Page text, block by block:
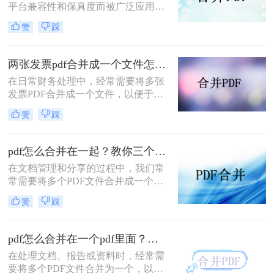
平台兼容性和保真度而被广泛应用于
文档管理和分享。然而，当需要整合
多个PDF文件时，找到一种简单且有
何合并pdf文件到一个pdf呢？本文将
介绍三种不同的方法来帮助您轻松地
将多个PDF文件合并成一个PDF文
件。
赞 踩
两张发票pdf合并成一个文件怎么弄？掌握这3种方法轻松合并！
在日常财务处理中，经常需要将多张
发票PDF合并成一个文件，以便于归
档、分享或打印。那么两张发票pdf合
并成一个文件怎么弄呢？本文将介绍
的方法。
赞 踩
pdf怎么合并在一起？教你三个好用办法！
在文档管理和分享的过程中，我们常
常需要将多个PDF文件合并成一个单
一的文件，以简化发送、存储或打印
的过程。无论是为了创建综合报告、
握pdf怎么合并在一起是一项非常实用
的技能。本文将介绍三种不同的PDF
合并方法。
赞 踩
pdf怎么合并在一个pdf里面？这二种合并方法了解下！
在处理文档、报告或资料时，经常需
要将多个PDF文件合并为一个，以便